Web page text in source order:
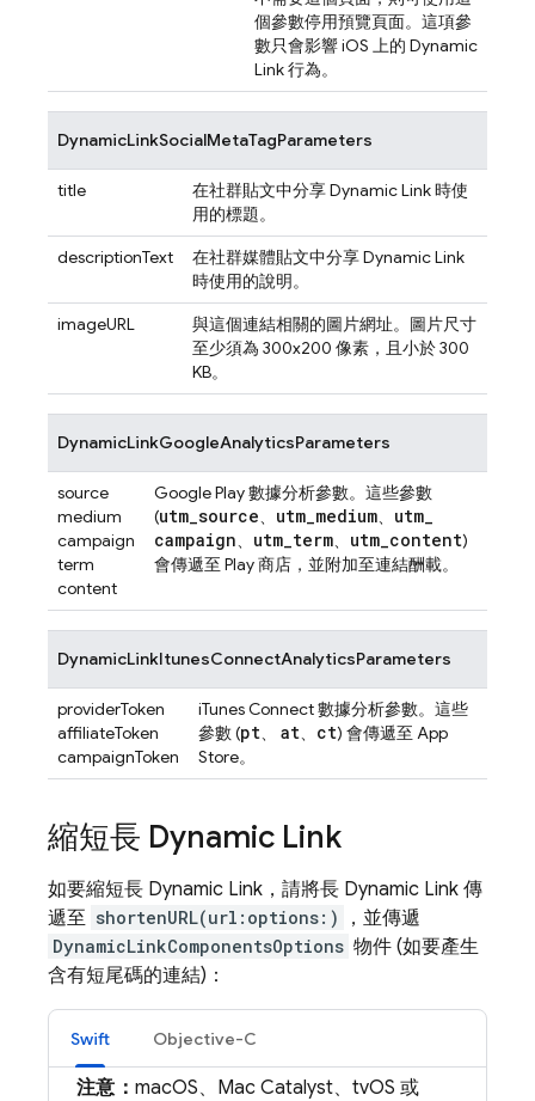
個參數停用預覽頁面。這項參
數只會影響 iOS 上的 Dynamic
Link行為。
DynamicLinkSocialMetaTagParameters
title 在社群貼文中分享Dynamic Link時使
用的標題。
descriptionText
在社群媒體貼文中分享Dynamic Link
時使用的說明。
imageURL
與這個連結相關的圖片網址。圖片尺寸
至少須為 300x200 像素，且小於 300
KB。
DynamicLinkGoogleAnalyticsParameters
source
medium
campaign
term
content
Google Play 數據分析參數。這些參數
(utm_source、 utm_medium、 utm_
campaign、 utm_term、 utm_content)
會傳遞至 Play 商店，並附加至連結酬載。
DynamicLinkItunesConnectAnalyticsParameters
providerToken
affiliateToken
campaignToken
iTunes Connect 數據分析參數。這些
參數 (pt、 at、 ct) 會傳遞至 App
Store。
縮短長 Dynamic Link
如要縮短長 Dynamic Link ，請將長 Dynamic Link 傳
遞至 shortenURL(url:options:) ，並傳遞
DynamicLinkComponentsOptions 物件 (如要產生
含有短尾碼的連結)：
Swift Objective-C
注意： macOS、Mac Catalyst、tvOS 或